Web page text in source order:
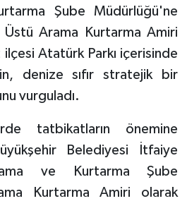
Şube Müdürlüğü'ne
Üstü Arama Kurtarma Amiri
Atatürk Parkı içerisinde
denize sıfır stratejik bir
vurguladı.
tatbikatların önemine
Belediyesi İtfaiye
ve Kurtarma Şube
Kurtarma Amiri olarak